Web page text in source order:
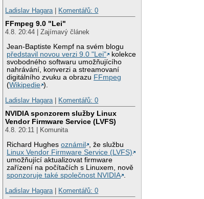
Ladislav Hagara
Komentářů: 0
FFmpeg 9.0 "Lei"
4.8. 20:44 | Zajímavý článek
Jean-Baptiste Kempf na svém blogu
představil novou verzi 9.0 "Lei"
kolekce
svobodného softwaru umožňujícího
nahrávání, konverzi a streamovaní
digitálního zvuku a obrazu FFmpeg
(Wikipedie ).
Ladislav Hagara
Komentářů: 0
NVIDIA sponzorem služby Linux
Vendor Firmware Service (LVFS)
4.8. 20:11 | Komunita
Richard Hughesoznámil
, že službu
Linux Vendor Firmware Service (LVFS)
umožňující aktualizovat firmware
zařízení na počítačích s Linuxem, nově
sponzoruje také společnost NVIDIA .
Ladislav Hagara | Komentářů: 0